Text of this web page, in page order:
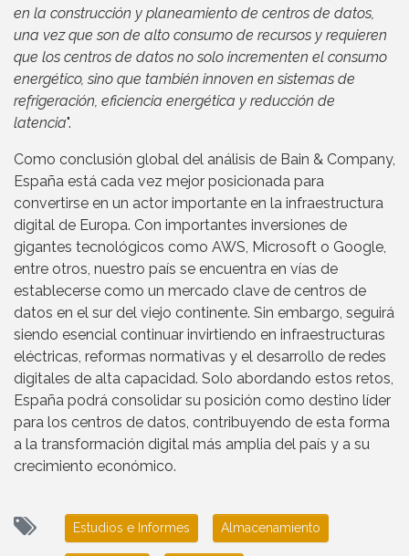
en la construcción y planeamiento de centros de datos,
una vez que son de alto consumo de recursos y requieren
que los centros de datos no solo incrementen el consumo
energético, sino que también innoven en sistemas de
refrigeración, eficiencia energética y reducción de
latencia".
Como conclusión global del análisis de Bain & Company,
España está cada vez mejor posicionada para
convertirse en un actor importante en la infraestructura
digital de Europa. Con importantes inversiones de
gigantes tecnológicos como AWS, Microsoft o Google,
entre otros, nuestro país se encuentra en vías de
establecerse como un mercado clave de centros de
datos en el sur del viejo continente. Sin embargo, seguirá
siendo esencial continuar invirtiendo en infraestructuras
eléctricas, reformas normativas y el desarrollo de redes
digitales de alta capacidad. Solo abordando estos retos,
España podrá consolidar su posición como destino líder
para los centros de datos, contribuyendo de esta forma
a la transformación digital más amplia del país y a su
crecimiento económico.
Estudios e Informes Almacenamiento